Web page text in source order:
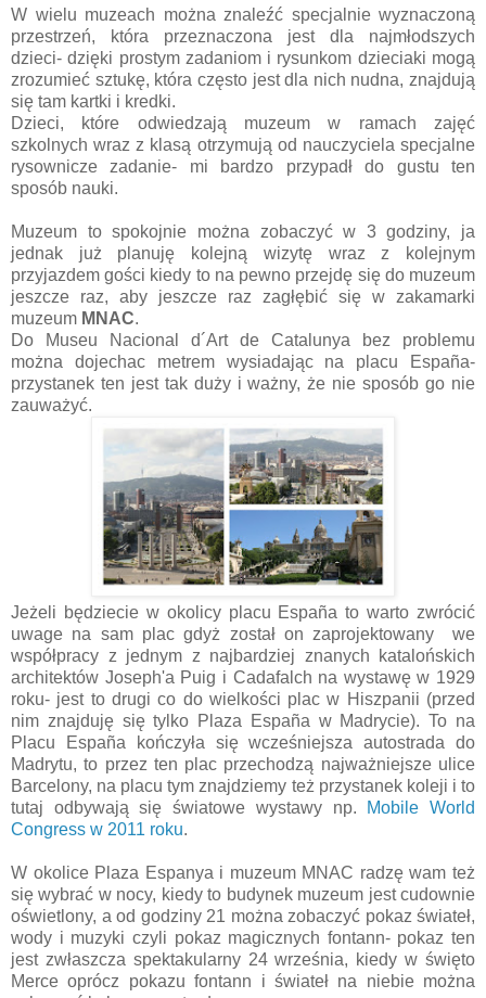
W wielu muzeach można znaleźć specjalnie wyznaczoną
przestrzeń, która przeznaczona jest dla najmłodszych
dzieci- dzięki prostym zadaniom i rysunkom dzieciaki mogą
zrozumieć sztukę, która często jest dla nich nudna, znajdują
się tam kartki i kredki.
Dzieci, które odwiedzają muzeum w ramach zajęć
szkolnych wraz z klasą otrzymują od nauczyciela specjalne
rysownicze zadanie- mi bardzo przypadł do gustu ten
sposób nauki.
Muzeum to spokojnie można zobaczyć w 3 godziny, ja
jednak już planuję kolejną wizytę wraz z kolejnym
przyjazdem gości kiedy to na pewno przejdę się do muzeum
jeszcze raz, aby jeszcze raz zagłębić się w zakamarki
muzeum MNAC.
Do Museu Nacional d´Art de Catalunya bez problemu
można dojechac metrem wysiadając na placu España-
przystanek ten jest tak duży i ważny, że nie sposób go nie
zauważyć.
Jeżeli będziecie w okolicy placu España to warto zwrócić
uwage na sam plac gdyż został on zaprojektowany we
współpracy z jednym z najbardziej znanych katalońskich
architektów Joseph'a Puig i Cadafalch na wystawę w 1929
roku- jest to drugi co do wielkości plac w Hiszpanii (przed
nim znajduję się tylko Plaza España w Madrycie). To na
Placu España kończyła się wcześniejsza autostrada do
Madrytu, to przez ten plac przechodzą najważniejsze ulice
Barcelony, na placu tym znajdziemy też przystanek koleji i to
tutaj odbywają się światowe wystawy np.
Mobile World
Congress w 2011 roku.
W okolice Plaza Espanya i muzeum MNAC radzę wam też
się wybrać w nocy, kiedy to budynek muzeum jest cudownie
oświetlony, a od godziny 21 można zobaczyć pokaz świateł,
wody i muzyki czyli pokaz magicznych fontann- pokaz ten
jest zwłaszcza spektakularny 24 września, kiedy w święto
Merce oprócz pokazu fontann i świateł na niebie można